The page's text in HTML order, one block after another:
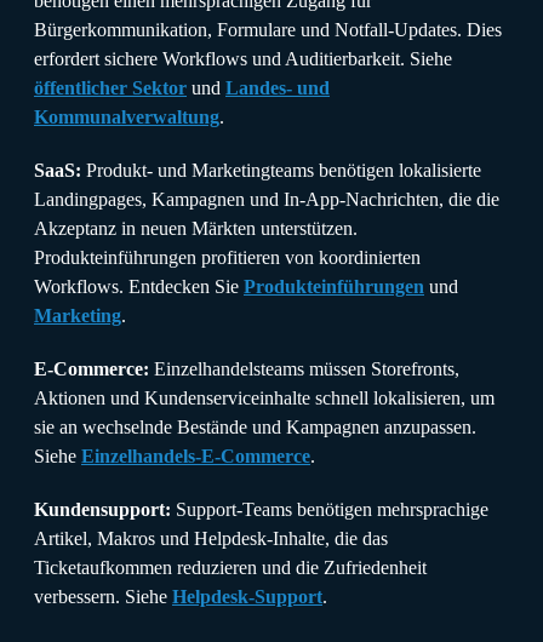
Bürgerkommunikation, Formulare und Notfall-Updates. Dies
erfordert sichere Workflows und Auditierbarkeit. Siehe
öffentlicher Sektor und Landes- und
Kommunalverwaltung.
SaaS: Produkt- und Marketingteams benötigen lokalisierte
Landingpages, Kampagnen und In-App-Nachrichten, die die
Akzeptanz in neuen Märkten unterstützen.
Produkteinführungen profitieren von koordinierten
Workflows. Entdecken Sie Produkteinführungen und
Marketing.
E-Commerce: Einzelhandelsteams müssen Storefronts,
Aktionen und Kundenserviceinhalte schnell lokalisieren, um
sie an wechselnde Bestände und Kampagnen anzupassen.
Siehe Einzelhandels-E-Commerce.
Kundensupport: Support-Teams benötigen mehrsprachige
Artikel, Makros und Helpdesk-Inhalte, die das
Ticketaufkommen reduzieren und die Zufriedenheit
verbessern. Siehe Helpdesk-Support.